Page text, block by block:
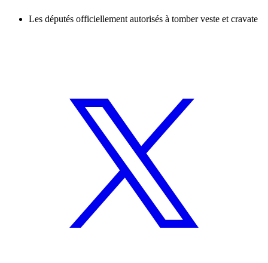
Les députés officiellement autorisés à tomber veste et cravate